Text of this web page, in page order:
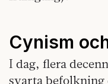
Cynism
I dag, flera
svarta befolkning